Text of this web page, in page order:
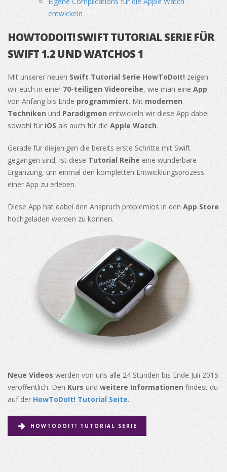
entwickeln
HOWTODOIT! SWIFT TUTORIAL SERIE FÜR
SWIFT 1.2 UND WATCHOS 1
Mit unserer neuen Swift Tutorial Serie HowToDoIt! zeigen
wir euch in einer 70-teiligen Videoreihe, wie man eine App
von Anfang bis Ende programmiert. Mit modernen
Techniken und Paradigmen entwickeln wir diese App dabei
sowohl für iOS als auch für die Apple Watch.
Gerade für diejenigen die bereits erste Schritte mit Swift
gegangen sind, ist diese Tutorial Reihe eine wunderbare
Ergänzung, um einmal den kompletten Entwicklungsprozess
einer App zu erleben.
Diese App hat dabei den Anspruch problemlos in den App Store
hochgeladen werden zu können.
Neue Videos werden von uns alle 24 Stunden bis Ende Juli 2015
veröffentlich. Den Kurs und weitere Informationen findest du
auf der HowToDoIt! Tutorial Seite.
HOWTODOIT! TUTORIAL SERIE